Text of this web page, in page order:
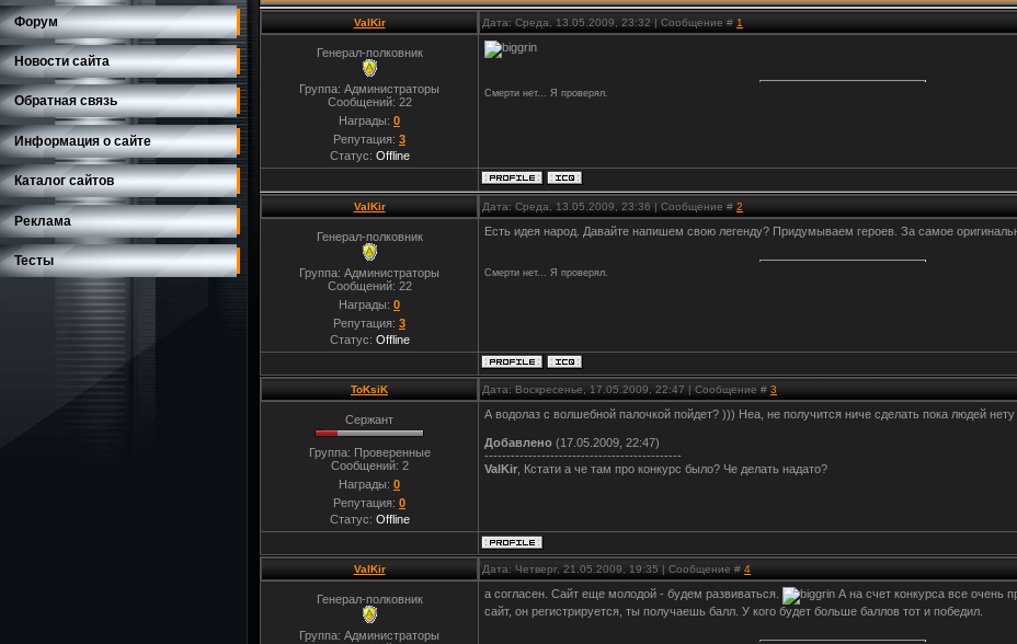
Форум
Новости сайта
Обратная связь
Информация о сайте
Каталог сайтов
Реклама
Тесты
ValKir Дата: Среда, 13.05.2009, 23:32 | Сообщение # 1
Генерал-полковник
Группа: Администраторы
Сообщений: 22
Награды: 0
Репутация: 3
Статус: Offline
Смерти нет... Я проверял.
ValKir Дата: Среда, 13.05.2009, 23:36 | Сообщение # 2
Генерал-полковник
Группа: Администраторы
Сообщений: 22
Награды: 0
Репутация: 3
Статус: Offline
Есть идея народ. Давайте напишем свою легенду? Придумываем героев. За самое
Смерти нет... Я проверял.
ToKsiK Дата: Воскресенье, 17.05.2009, 22:47 | Сообщение # 3
Сержант
Группа: Проверенные
Сообщений: 2
Награды: 0
Репутация: 0
Статус: Offline
А водолаз с волшебной палочкой пойдет? ))) Неа, не получится ниче сделать пока людей нету
Добавлено (17.05.2009, 22:47)
---------------------------------------------
ValKir , Кстати а че там про конкурс было? Че делать надато?
ValKir Дата: Четверг, 21.05.2009, 19:35 | Сообщение # 4
Генерал-полковник
Группа: Администраторы
а согласен. Сайт еще молодой - будем развиваться.
А на счет конкурса все очень
сайт, он регистрируется, ты получаешь балл. У кого будет больше баллов тот и победил.